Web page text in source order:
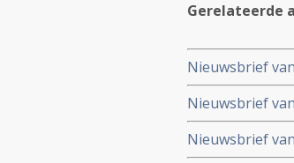
Gerelateerde
Nieuwsbrief
Nieuwsbrief
Nieuwsbrief